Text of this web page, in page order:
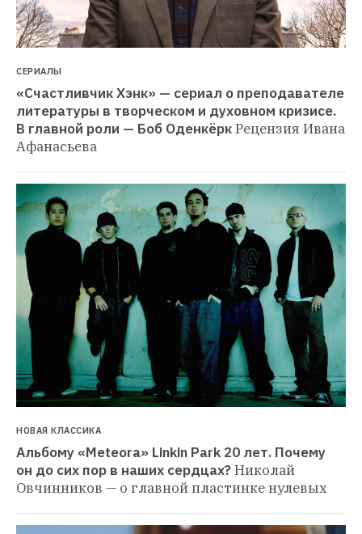
СЕРИАЛЫ
«Счастливчик Хэнк» — сериал о преподавателе
литературы в творческом и духовном кризисе.
В главной роли — Боб ОденкёркРецензия Ивана
Афанасьева
НОВАЯ КЛАССИКА
Альбому «Meteora» Linkin Park 20 лет. Почему
он до сих пор в наших сердцах?Николай
Овчинников — о главной пластинке нулевых